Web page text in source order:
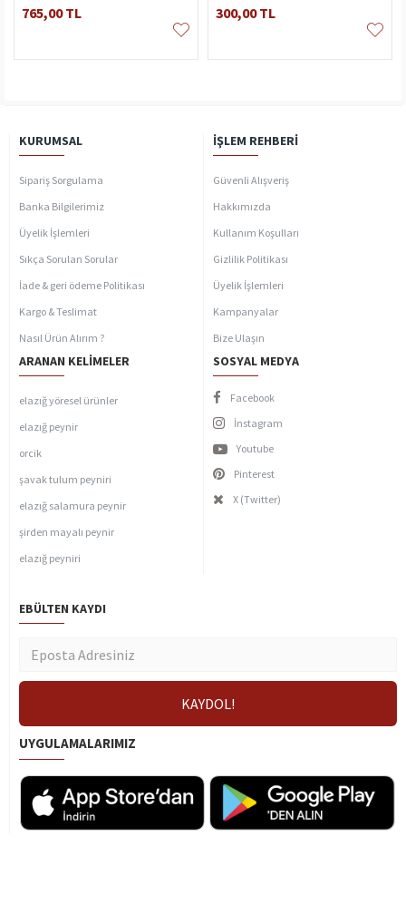
765,00 TL 300,00 TL
KURUMSAL
Sipariş Sorgulama
Banka Bilgilerimiz
Üyelik İşlemleri
Sıkça Sorulan Sorular
İade & geri ödeme Politikası
Kargo & Teslimat
Nasıl Ürün Alırım ?
İŞLEM REHBERI
Güvenli Alışveriş
Hakkımızda
Kullanım Koşulları
Gizlilik Politikası
Üyelik İşlemleri
Kampanyalar
Bize Ulaşın
ARANAN KELIMELER
elazığ yöresel ürünler
elazığ peynir
orcik
şavak tulum peyniri
elazığ salamura peynir
şirden mayalı peynir
elazığ peyniri
SOSYAL MEDYA
Facebook
İnstagram
Youtube
Pinterest
X (Twitter)
EBÜLTEN KAYDI
UYGULAMALARIMIZ